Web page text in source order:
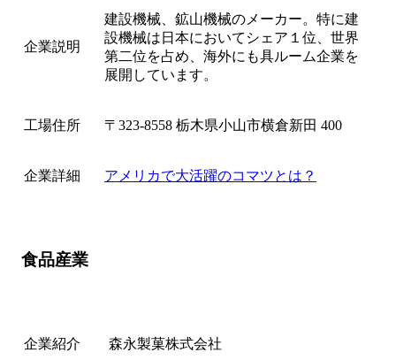
企業説明
建設機械、鉱山機械のメーカー。特に建
設機械は日本においてシェア１位、世界
第二位を占め、海外にも具ルーム企業を
展開しています。
工場住所 〒323-8558 栃木県小山市横倉新田 400
企業詳細 アメリカで大活躍のコマツとは？
食品産業
企業紹介 森永製菓株式会社